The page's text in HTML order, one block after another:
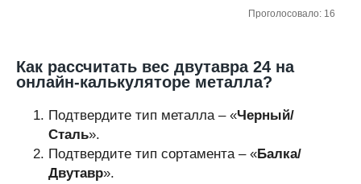
Проголосовало: 16
Как рассчитать вес двутавра 24 на
онлайн-калькуляторе металла?
Подтвердите тип металла – «Черный/
Сталь».
Подтвердите тип сортамента – «Балка/
Двутавр».